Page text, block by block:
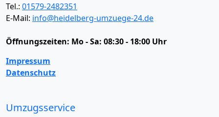
Tel.: 01579-2482351
E-Mail: info@heidelberg-umzuege-24.de
Öffnungszeiten: Mo - Sa: 08:30 - 18:00 Uhr
Impressum
Datenschutz
Umzugsservice